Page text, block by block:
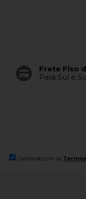
Frete Fixo
Para Sul e
Concordo com os